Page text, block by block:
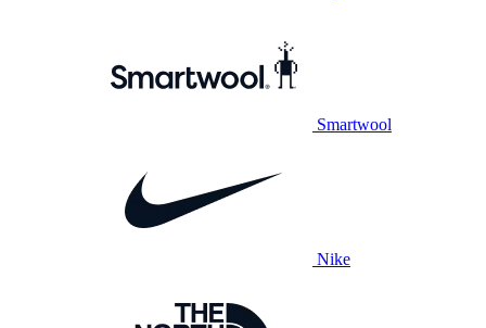
Smartwool
Nike